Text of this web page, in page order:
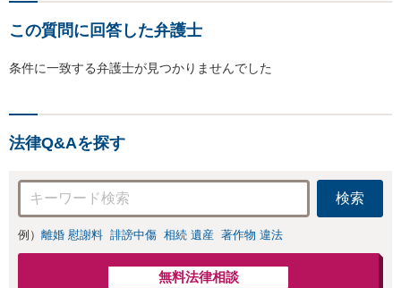
この質問に回答した弁護士
条件に一致する弁護士が見つかりませんでした
法律Q&Aを探す
検索
例） 離婚 慰謝料 誹謗中傷 相続 遺産 著作物 違法
無料法律相談